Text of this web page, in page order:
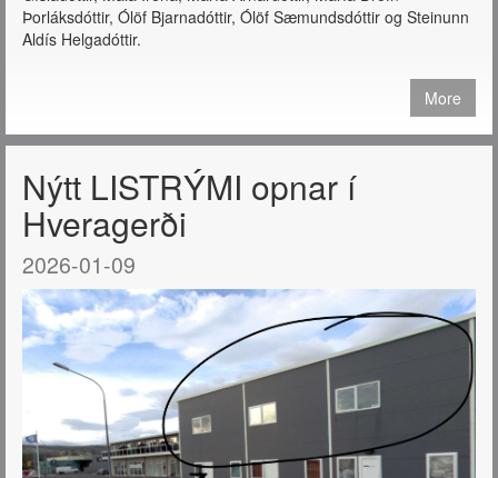
Þorláksdóttir, Ólöf Bjarnadóttir, Ólöf Sæmundsdóttir og Steinunn
Aldís Helgadóttir.
More
Nýtt LISTRÝMI opnar í
Hveragerði
2026-01-09